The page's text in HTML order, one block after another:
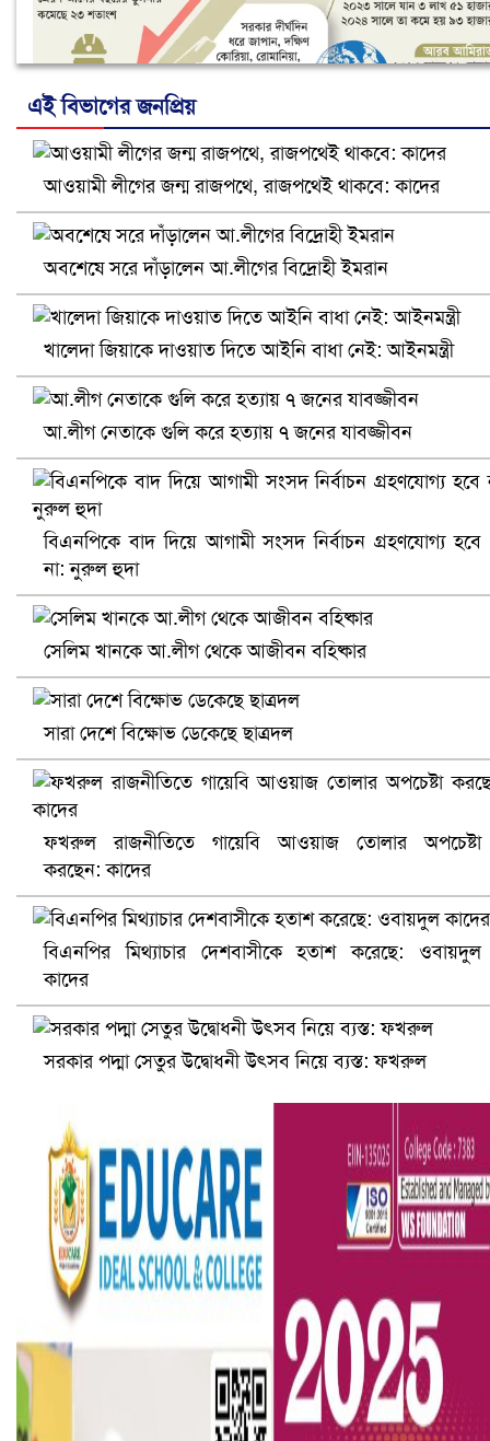
নানা সংকটে রিক্রুটিং এজেন্সি, হুমকির মুখে শ্রম রপ্তানি
খুলনায় বিএনপি অফিসে গুলি-বোমা হামলা, নিহত ১
প্রোটিয়াদের হারিয়ে বিশ্বকাপের শিরোপা ঘরে তুলল ভারত
সৌদিতে ব্যাপক ধরপাকড়, এক সপ্তাহেই ২১ হাজারের বেশি
এই বিভাগের জনপ্রিয়
আওয়ামী লীগের জন্ম রাজপথে, রাজপথেই থাকবে: কাদের
অবশেষে সরে দাঁড়ালেন আ.লীগের বিদ্রোহী ইমরান
খালেদা জিয়াকে দাওয়াত দিতে আইনি বাধা নেই: আইনমন্ত্রী
আ.লীগ নেতাকে গুলি করে হত্যায় ৭ জনের যাবজ্জীবন
বিএনপিকে বাদ দিয়ে আগামী সংসদ নির্বাচন গ্রহণযোগ্য হবে
না: নুরুল হুদা
সেলিম খানকে আ.লীগ থেকে আজীবন বহিষ্কার
সারা দেশে বিক্ষোভ ডেকেছে ছাত্রদল
ফখরুল রাজনীতিতে গায়েবি আওয়াজ তোলার অপচেষ্টা
করছেন: কাদের
বিএনপির মিথ্যাচার দেশবাসীকে হতাশ করেছে: ওবায়দুল
কাদের
সরকার পদ্মা সেতুর উদ্বোধনী উৎসব নিয়ে ব্যস্ত: ফখরুল